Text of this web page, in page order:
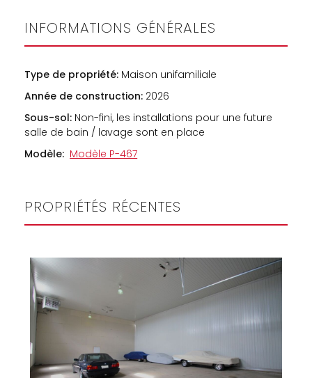
INFORMATIONS GÉNÉRALES
Type de propriété: Maison unifamiliale
Année de construction: 2026
Sous-sol: Non-fini, les installations pour une future
salle de bain / lavage sont en place
Modèle: Modèle P-467
PROPRIÉTÉS RÉCENTES